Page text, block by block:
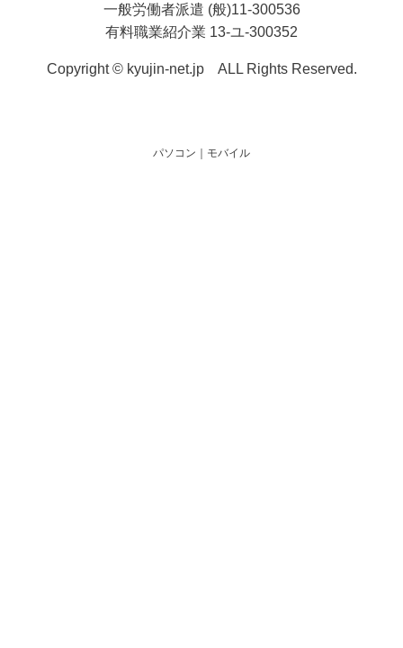
一般労働者派遣 (般)11-300536
有料職業紹介業 13-ユ-300352
Copyright © kyujin-net.jp ALL Rights Reserved.
パソコン ｜モバイル